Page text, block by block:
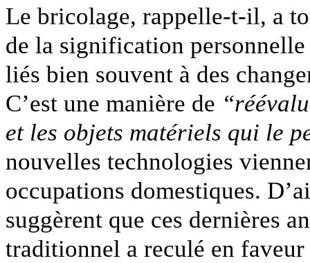
Le bricolage, rappelle-t-il, a
de la signification
liés bien souvent à des
C’est une manière de
et les objets matériels qui le
nouvelles technologies
occupations domestiques.
suggèrent que ces dernières
traditionnel a reculé en